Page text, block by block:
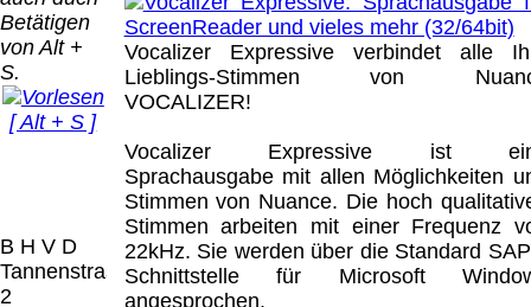
Betätigen
von Alt +
S.
[ Alt + S ]
B H V D
Tannenstrasse
2
Vocalizer Expressive verbindet alle
Lieblings-Stimmen von
VOCALIZER!
Vocalizer Expressive ist
Sprachausgabe mit allen Möglichkeiten
Stimmen von Nuance. Die hoch
Stimmen arbeiten mit einer Frequenz
22kHz. Sie werden über die Standard
Schnittstelle für Microsoft
angesprochen.
Der Versand erfolgt
als versichertes
Paket.
Selbstabholung
vom Büro oder
von
Ausstellungen:
0.00 €
Versandart
erhalten Sie per
Email z.B. einen
Rechnung /
Lieferschein. Sie
erhalten also
keinen
Datenträger
2026
Wir
[ 9185 ]